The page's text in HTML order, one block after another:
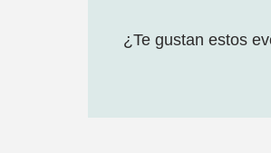
¿Te gustan estos